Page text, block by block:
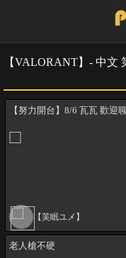
【VALORANT】- 中文
【努力開台】8/6 瓦瓦 歡迎
【芙眠ユメ】
老人槍不硬